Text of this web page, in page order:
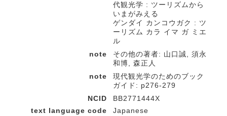
代観光学 : ツーリズムから
いまがみえる
ゲンダイ カンコウガク : ツ
ーリズム カラ イマ ガ ミエ
ル
note
その他の著者: 山口誠, 須永
和博, 森正人
note
現代観光学のためのブック
ガイド: p276-279
NCID
BB2771444X
text language code
Japanese